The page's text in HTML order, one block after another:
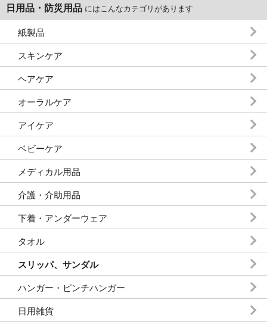
日用品・防災用品 にはこんなカテゴリがあります
紙製品
スキンケア
ヘアケア
オーラルケア
アイケア
ベビーケア
メディカル用品
介護・介助用品
下着・アンダーウェア
タオル
スリッパ、サンダル
ハンガー・ピンチハンガー
日用雑貨